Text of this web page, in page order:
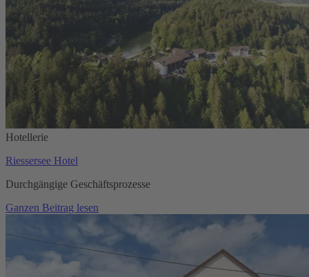
Hotellerie
Riessersee Hotel
Durchgängige Geschäftsprozesse
Ganzen Beitrag lesen